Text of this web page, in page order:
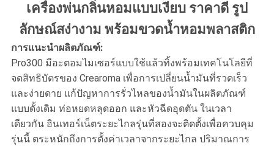
นโยบาย
ความ
เป็น
ส่วน
ตัว
เครื่องพ่นกลิ่นหอมแบบเงียบ ราคาดี รูป
ลักษณ์สง่างาม พร้อมขวดน้ำหอมพลาสติก
การแนะนำผลิตภัณฑ์:
Pro300 มีอะตอมไมเซอร์แบบใช้แล้วทิ้งพร้อมเทคโนโลยีที่
จดสิทธิบัตรของ Crearoma เพื่อการเปลี่ยนน้ำมันที่รวดเร็ว
และง่ายดาย แก้ปัญหาการรั่วไหลของน้ำมันในผลิตภัณฑ์
แบบดั้งเดิม ท่อหยดหลุดออก และหัวฉีดอุดตัน ในเวลา
เดียวกัน อินเทอร์เน็ตระยะไกลรุ่นที่สองจะติดตั้งเพื่อควบคุม
รุ่นนี้ ตระหนักถึงการตั้งค่าเวลาจากระยะไกล ปริมาณการ